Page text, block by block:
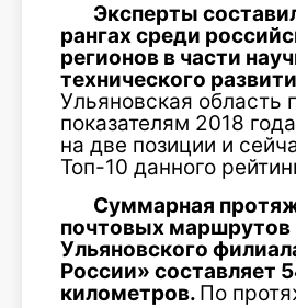
Эксперты
рангах среди
регионов в части
технического
Ульяновская область
показателям 2018
на две позиции и
Топ-10 данного
Суммарная
почтовых маршрутов
Ульяновского
России» составляет
километров. По